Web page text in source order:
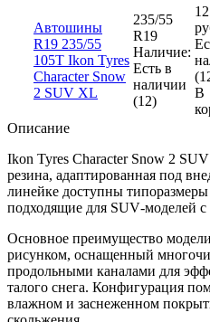
Автошины
R19 235/55
105T Ikon Tyres
Character Snow
2 SUV XL
235/55
R19
Наличие:
Есть в
наличии
(12)
В
Описание
Ikon Tyres Character Snow 2
резина, адаптированная под
линейке доступны
подходящие для SUV‑моделей
Основное преимущество
рисунком, оснащенный
продольными каналами для
талого снега. Конфигурация
влажном и заснеженном